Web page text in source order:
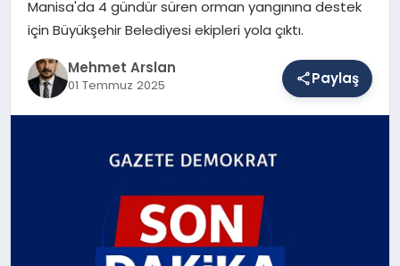
MAGAZIN
Manisa'da 4 gündür süren orman yangınına destek
için Büyükşehir Belediyesi ekipleri yola çıktı.
Mehmet Arslan
01 Temmuz 2025 Paylaş